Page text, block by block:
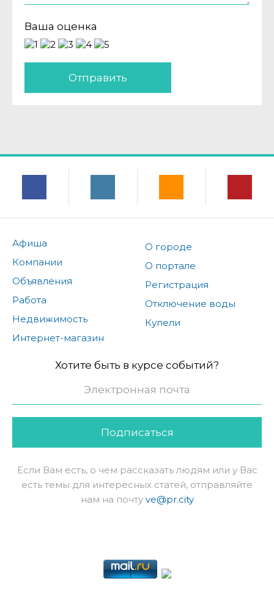
Ваша оценка
Отправить
Афиша
Компании
Объявления
Работа
Недвижимость
Интернет-магазин
О городе
О портале
Регистрация
Отключение воды
Купели
Хотите быть в курсе событий?
Подписаться
Если Вам есть, о чем рассказать людям или у Вас
есть темы для интересных статей, отправляйте
нам на почту ve@pr.city